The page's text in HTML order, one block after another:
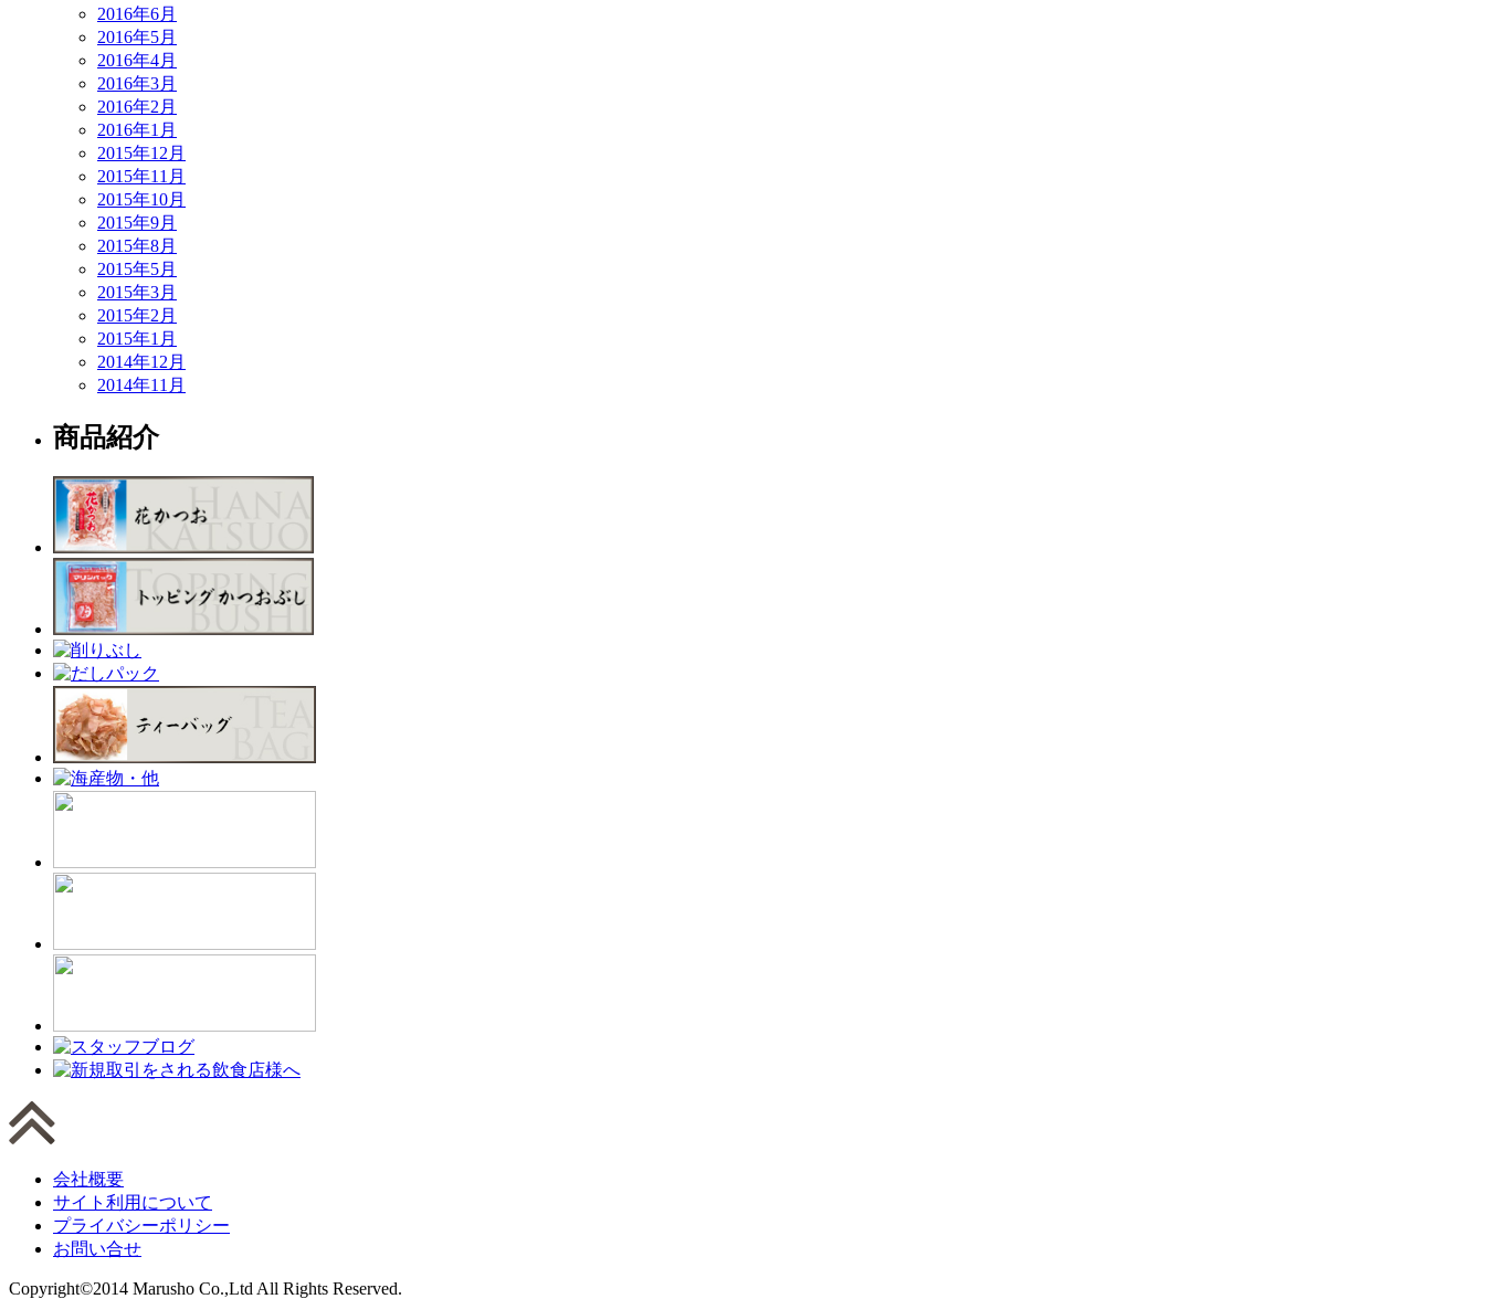
2016年6月
2016年5月
2016年4月
2016年3月
2016年2月
2016年1月
2015年12月
2015年11月
2015年10月
2015年9月
2015年8月
2015年5月
2015年3月
2015年2月
2015年1月
2014年12月
2014年11月
商品紹介
会社概要
サイト利用について
プライバシーポリシー
お問い合せ
Copyright©2014 Marusho Co.,Ltd All Rights Reserved.